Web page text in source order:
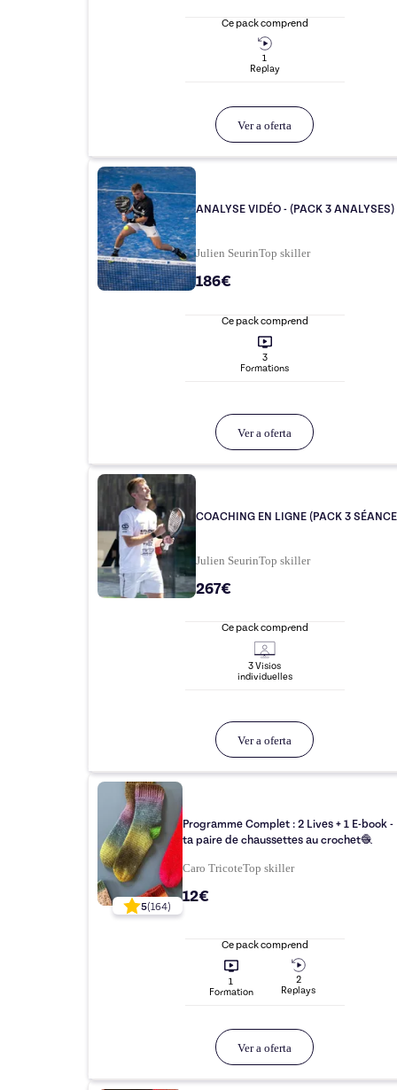
Ce pack comprend
1
Replay
Ver a oferta
ANALYSE VIDÉO - (PACK 3 ANALYSES)
Julien SeurinTop skiller
186€
Ce pack comprend
3
Formations
Ver a oferta
COACHING EN LIGNE (PACK 3
Julien SeurinTop skiller
267€
Ce pack comprend
3Visios
individuelles
Ver a oferta
5(164)
Programme Complet : 2 Lives + 1 E-book -
ta paire de chaussettes au crochet🧶
Caro TricoteTop skiller
12€
Ce pack comprend
1
Formation
2
Replays
Ver a oferta